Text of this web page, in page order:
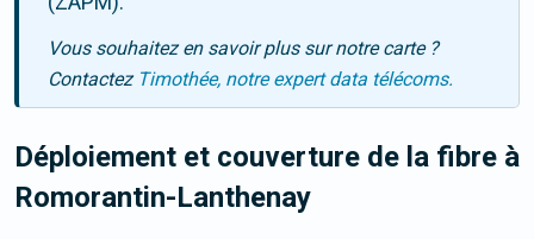
Vous souhaitez en savoir plus sur notre carte ?
Contactez Timothée, notre expert data télécoms.
Déploiement et couverture de la fibre à
Romorantin-Lanthenay